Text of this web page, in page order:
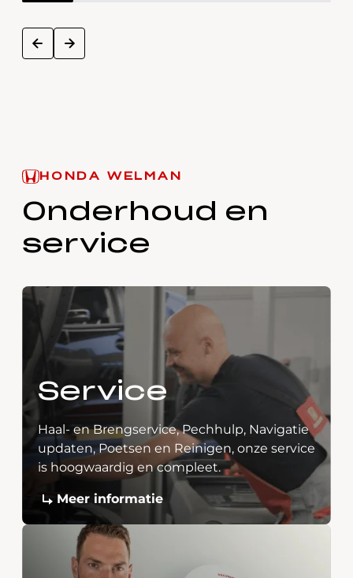
prev next
HONDA WELMAN
Onderhoud en
service
Service
Haal- en Brengservice, Pechhulp, Navigatie
updaten, Poetsen en Reinigen, onze service
is hoogwaardig en compleet.
Meer informatie